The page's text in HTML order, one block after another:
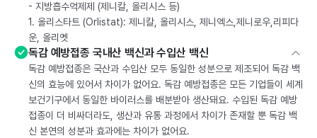
- 지방흡수억제제 (제니칼, 올리시스 등)
1. 올리스타트 (Orlistat): 제니칼, 올리시스, 제니엑스,제니로우,리피다
운, 올리엣
독감 예방접종 국내산 백신과 수입산 백신
독감 예방접종은 국산과 수입산 모두 동일한 성분으로 제조되어 독감 백
신의 효능에 있어서 차이가 없어요. 독감 예방접종은 모든 기업들이 세계
보건기구에서 동일한 바이러스를 배분받아 생산돼요. 수입된 독감 예방
접종이 더 비싸더라도, 생산과 유통 과정에서 차이가 존재할 뿐 독감 백
신 본연의 성분과 효과에는 차이가 없어요.